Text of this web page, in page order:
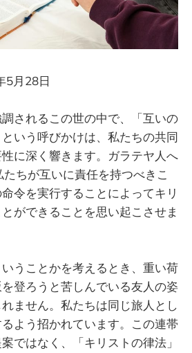
月28日
されるこの世の中で、「互いの
いう呼びかけは、私たちの共同
に深く響きます。ガラテヤ人へ
ちが互いに責任を持つべきこ
令を実行することによってキリ
ができることを思い起こさせま
うことかを考えるとき、重い荷
登ろうと苦しんでいる友人の姿
ません。私たちは同じ旅人とし
よう招かれています。この連帯
ではなく、「キリストの律法」